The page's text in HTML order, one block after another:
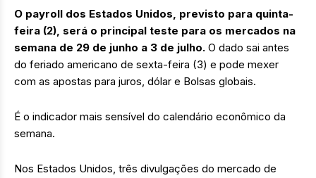
O payroll dos Estados Unidos, previsto para quinta-
feira (2), será o principal teste para os mercados na
semana de 29 de junho a 3 de julho. O dado sai antes
do feriado americano de sexta-feira (3) e pode mexer
com as apostas para juros, dólar e Bolsas globais.
É o indicador mais sensível do calendário econômico da
semana.
Nos Estados Unidos, três divulgações do mercado de